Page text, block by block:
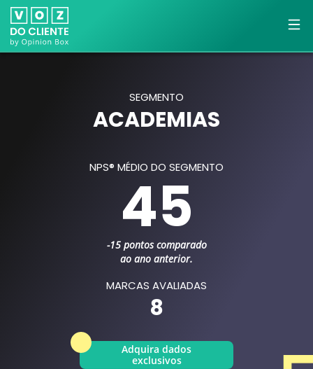
SEGMENTO
ACADEMIAS
NPS® MÉDIO DO SEGMENTO
45
-15 pontos comparado
ao ano anterior.
MARCAS AVALIADAS
8
Adquira dados
exclusivos